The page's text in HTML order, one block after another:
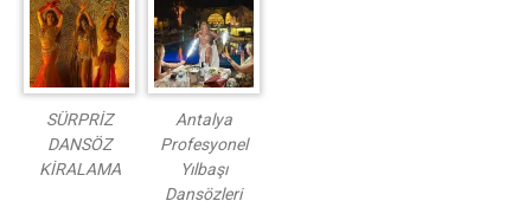
SÜRPRİZ
DANSÖZ
KİRALAMA
Antalya
Profesyonel
Yılbaşı
Dansözleri